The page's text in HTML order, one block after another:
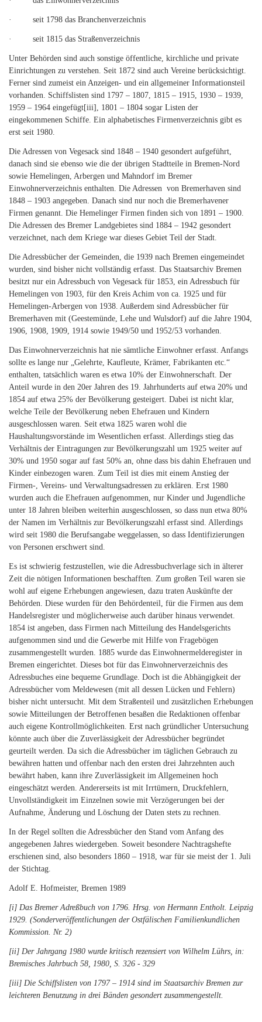
· seit 1798 das Branchenverzeichnis
· seit 1815 das Straßenverzeichnis
Unter Behörden sind auch sonstige öffentliche, kirchliche und private
Einrichtungen zu verstehen. Seit 1872 sind auch Vereine berücksichtigt.
Ferner sind zumeist ein Anzeigen- und ein allgemeiner Informationsteil
vorhanden. Schiffslisten sind 1797 – 1807, 1815 – 1915, 1930 – 1939,
1959 – 1964 eingefügt[iii] , 1801 – 1804 sogar Listen der
eingekommenen Schiffe. Ein alphabetisches Firmen­verzeich­nis gibt es
erst seit 1980.
Die Adressen von Vegesack sind 1848 – 1940 gesondert aufgeführt,
danach sind sie ebenso wie die der übrigen Stadtteile in Bremen-Nord
sowie Hemelingen, Arbergen und Mahndorf im Bremer
Einwohnerverzeichnis enthalten. Die Adressen von Bremerhaven sind
1848 – 1903 angegeben. Danach sind nur noch die Bremerhavener
Firmen genannt. Die Hemelinger Firmen finden sich von 1891 – 1900.
Die Adressen des Bremer Landgebietes sind 1884 – 1942 gesondert
verzeichnet, nach dem Kriege war dieses Gebiet Teil der Stadt.
Die Adressbücher der Gemeinden, die 1939 nach Bremen eingemeindet
wurden, sind bisher nicht vollständig erfasst. Das Staatsarchiv Bremen
besitzt nur ein Adressbuch von Vegesack für 1853, ein Adressbuch für
Hemelingen von 1903, für den Kreis Achim von ca. 1925 und für
Hemelingen-Arbergen von 1938. Außerdem sind Adressbücher für
Bremerhaven mit (Geestemünde, Lehe und Wulsdorf) auf die Jahre 1904,
1906, 1908, 1909, 1914 sowie 1949/50 und 1952/53 vorhanden.
Das Einwohnerverzeichnis hat nie sämtliche Einwohner erfasst. Anfangs
sollte es lange nur „Gelehrte, Kaufleute, Krämer, Fabrikanten etc.“
enthalten, tatsächlich waren es etwa 10% der Einwohnerschaft. Der
Anteil wurde in den 20er Jahren des 19. Jahrhunderts auf etwa 20% und
1854 auf etwa 25% der Bevölkerung gesteigert. Dabei ist nicht klar,
welche Teile der Bevölkerung neben Ehefrauen und Kindern
ausgeschlossen waren. Seit etwa 1825 waren wohl die
Haushaltungsvorstände im Wesentlichen erfasst. Allerdings stieg das
Verhältnis der Eintragungen zur Bevölkerungszahl um 1925 weiter auf
30% und 1950 sogar auf fast 50% an, ohne dass bis dahin Ehefrauen und
Kinder einbezogen waren. Zum Teil ist dies mit einem Anstieg der
Firmen-, Vereins- und Verwaltungs­­adressen zu erklären. Erst 1980
wurden auch die Ehefrauen aufgenommen, nur Kinder und Jugendliche
unter 18 Jahren bleiben weiterhin ausgeschlossen, so dass nun etwa 80%
der Namen im Verhältnis zur Bevölkerungszahl erfasst sind. Allerdings
wird seit 1980 die Berufsangabe weggelassen, so dass Identifizierungen
von Personen erschwert sind.
Es ist schwierig festzustellen, wie die Adressbuchverlage sich in älterer
Zeit die nötigen Informationen beschafften. Zum großen Teil waren sie
wohl auf eigene Erhebungen angewiesen, dazu traten Auskünfte der
Behörden. Diese wurden für den Behördenteil, für die Firmen aus dem
Handelsregister und möglicherweise auch darüber hinaus verwendet.
1854 ist angeben, dass Firmen nach Mitteilung des Handelsgerichts
aufgenommen sind und die Gewerbe mit Hilfe von Fragebögen
zusammengestellt wurden. 1885 wurde das Einwohnermelderegister in
Bremen eingerichtet. Dieses bot für das Einwohnerverzeichnis des
Adressbuches eine bequeme Grundlage. Doch ist die Abhängigkeit der
Adressbücher vom Meldewesen (mit all dessen Lücken und Fehlern)
bisher nicht untersucht. Mit dem Straßenteil und zusätzlichen Erhebungen
sowie Mitteilungen der Betroffenen besaßen die Redaktionen offenbar
auch eigene Kontrollmöglichkeiten. Erst nach gründlicher Untersuchung
könnte auch über die Zuverlässigkeit der Adressbücher begründet
geurteilt werden. Da sich die Adressbücher im täglichen Gebrauch zu
bewähren hatten und offenbar nach den ersten drei Jahrzehnten auch
bewährt haben, kann ihre Zuverlässigkeit im Allgemeinen hoch
eingeschätzt werden. Andererseits ist mit Irrtümern, Druckfehlern,
Unvollständigkeit im Einzelnen sowie mit Verzögerungen bei der
Aufnahme, Änderung und Löschung der Daten stets zu rechnen.
In der Regel sollten die Adressbücher den Stand vom Anfang des
angegebenen Jahres wiedergeben. Soweit besondere Nachtragshefte
erschienen sind, also besonders 1860 – 1918, war für sie meist der 1. Juli
der Stichtag.
Adolf E. Hofmeister, Bremen 1989
[i] Das Bremer Adreßbuch von 1796. Hrsg. von Hermann Entholt. Leipzig
1929. (Sonderveröffentlichungen der Ostfälischen Familienkundlichen
Kommission. Nr. 2)
[ii] Der Jahrgang 1980 wurde kritisch rezensiert von Wilhelm Lührs, in:
Bremisches Jahrbuch 58, 1980, S. 326 - 329
[iii] Die Schiffslisten von 1797 – 1914 sind im Staatsarchiv Bremen zur
leichteren Benutzung in drei Bänden gesondert zusammengestellt.